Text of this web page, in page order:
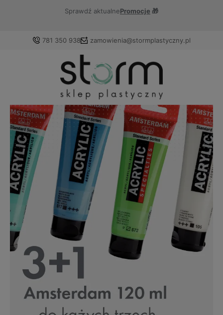
Sprawdź aktualnePromocje 🎁
781 350 938 zamowienia@stormplastyczny.pl
Zaloguj się
Załóż konto
Wybierz coś dla siebie z naszej aktualnej oferty lub
zaloguj się, aby przywrócić dodane produkty do listy z
poprzedniej sesji.